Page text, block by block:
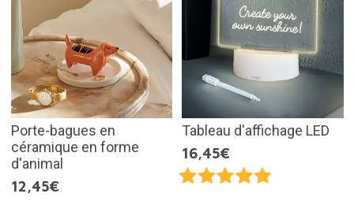
Porte-bagues en
céramique en forme
d'animal
12,45€
Tableau d'affichage LED
16,45€